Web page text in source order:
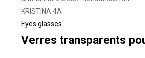
Eyes glasses
Verres transparents